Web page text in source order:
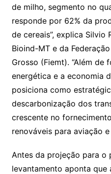
de milho, segmento no
responde por 62% da
de cereais”, explica Silvio
Bioind-MT e da
Grosso (Fiemt). “Além de
energética e a economia
posiciona como
descarbonização dos
crescente no
renováveis para aviação
Antes da projeção para o
levantamento aponta